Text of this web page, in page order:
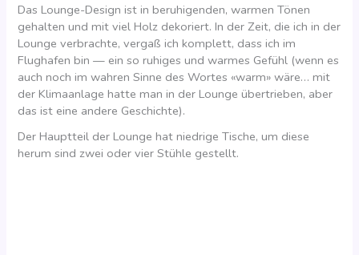
Das Lounge-Design ist in beruhigenden, warmen Tönen
gehalten und mit viel Holz dekoriert. In der Zeit, die ich in der
Lounge verbrachte, vergaß ich komplett, dass ich im
Flughafen bin — ein so ruhiges und warmes Gefühl (wenn es
auch noch im wahren Sinne des Wortes «warm» wäre… mit
der Klimaanlage hatte man in der Lounge übertrieben, aber
das ist eine andere Geschichte).
Der Hauptteil der Lounge hat niedrige Tische, um diese
herum sind zwei oder vier Stühle gestellt.